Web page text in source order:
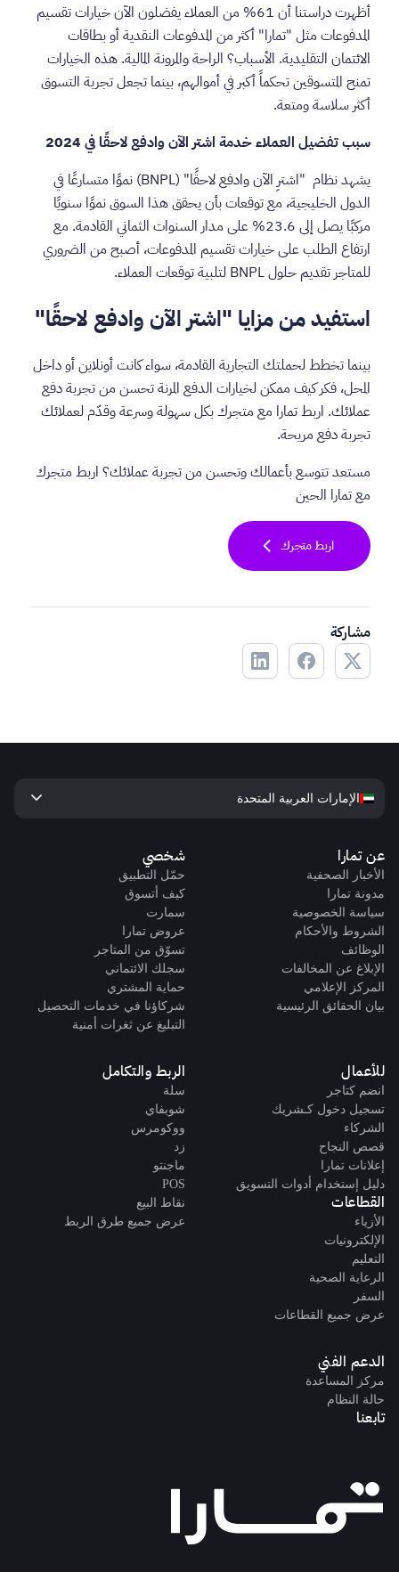
أظهرت دراستنا أن 61% من العملاء يفضلون الآن خيارات تقسيم
المدفوعات مثل "تمارا" أكثر من المدفوعات النقدية أو بطاقات
الائتمان التقليدية. الأسباب؟ الراحة والمرونة المالية. هذه الخيارات
تمنح المتسوقين تحكماً أكبر في أموالهم، بينما تجعل تجربة التسوق
أكثر سلاسة ومتعة.
سبب تفضيل العملاء خدمة اشتر الآن وادفع لاحقًا في 2024
يشهد نظام "اشترِ الآن وادفع لاحقًا" (BNPL) نموًا متسارعًا في
الدول الخليجية، مع توقعات بأن يحقق هذا السوق نموًا سنويًا
مركبًا يصل إلى 23.6% على مدار السنوات الثماني القادمة. مع
ارتفاع الطلب على خيارات تقسيم المدفوعات، أصبح من الضروري
للمتاجر تقديم حلول BNPL لتلبية توقعات العملاء.
استفيد من مزايا "اشتر الآن وادفع لاحقًا"
بينما تخطط لحملتك التجارية القادمة، سواء كانت أونلاين أو داخل
المحل، فكر كيف ممكن لخيارات الدفع المرنة تحسن من تجربة دفع
عملائك. اربط تمارا مع متجرك بكل سهولة وسرعة وقدّم لعملائك
تجربة دفع مريحة.
مستعد تتوسع بأعمالك وتحسن من تجربة عملائك؟ اربط متجرك
مع تمارا الحين
اربط متجركchevron_left
مشاركة
عن تمارا
الأخبار الصحفية
مدونة تمارا
سياسة الخصوصية
الشروط والأحكام
الوظائف
الإبلاغ عن المخالفات
المركز الإعلامي
بيان الحقائق الرئيسية
شخصي
حمّل التطبيق
كيف أتسوق
سمارت
عروض تمارا
تسوّق من المتاجر
سجلك الائتماني
حماية المشتري
شركاؤنا في خدمات التحصيل
التبليغ عن ثغرات أمنية
للأعمال
انضم كتاجر
تسجيل دخول كـشريك
الشركاء
قصص النجاح
إعلانات تمارا
دليل إستخدام أدوات التسويق
القطاعات
الأزياء
الإلكترونيات
التعليم
الرعاية الصحية
السفر
عرض جميع القطاعات
الربط والتكامل
سلة
شوبفاي
ووكومرس
زد
ماجنتو
POS
نقاط البيع
عرض جميع طرق الربط
الدعم الفني
مركز المساعدة
حالة النظام
تابعنا
الإمارات العربية المتحدة keyboard_arrow_down